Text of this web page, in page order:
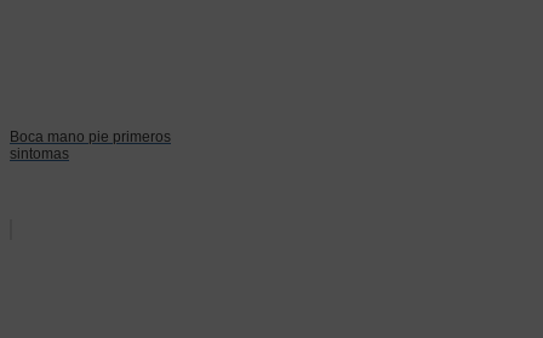
Boca mano pie primeros
sintomas